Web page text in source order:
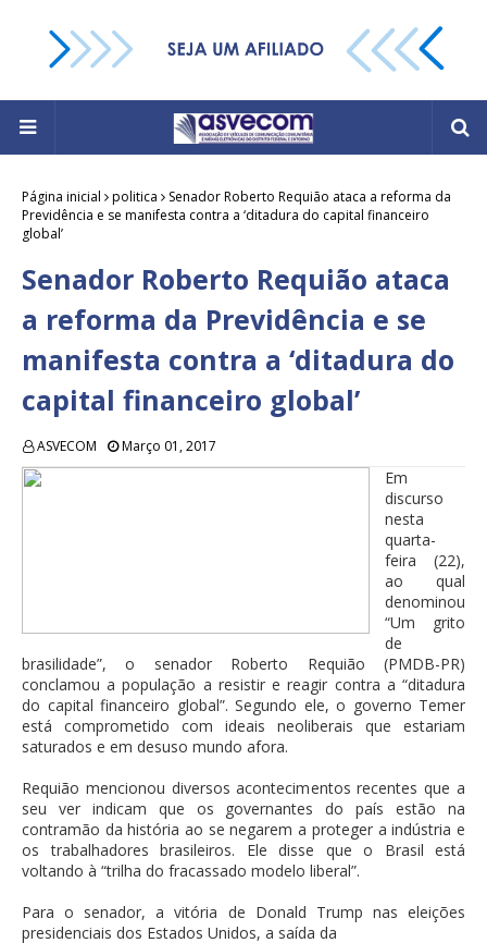
Página inicial politica
Senador Roberto Requião ataca a reforma da
Previdência e se manifesta contra a ‘ditadura do capital financeiro
global’
Senador Roberto Requião ataca
a reforma da Previdência e se
manifesta contra a ‘ditadura do
capital financeiro global’
ASVECOM Março 01, 2017
Em
discurso
nesta
quarta-
feira (22),
ao qual
denominou
“Um grito
de
brasilidade”, o senador Roberto Requião (PMDB-PR)
conclamou a população a resistir e reagir contra a “ditadura
do capital financeiro global”. Segundo ele, o governo Temer
está comprometido com ideais neoliberais que estariam
saturados e em desuso mundo afora.
Requião mencionou diversos acontecimentos recentes que a
seu ver indicam que os governantes do país estão na
contramão da história ao se negarem a proteger a indústria e
os trabalhadores brasileiros. Ele disse que o Brasil está
voltando à “trilha do fracassado modelo liberal”.
Para o senador, a vitória de Donald Trump nas eleições
presidenciais dos Estados Unidos, a saída da